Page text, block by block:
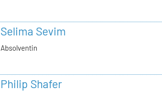
Selima Sevim
Absolventin
Philip Shafer